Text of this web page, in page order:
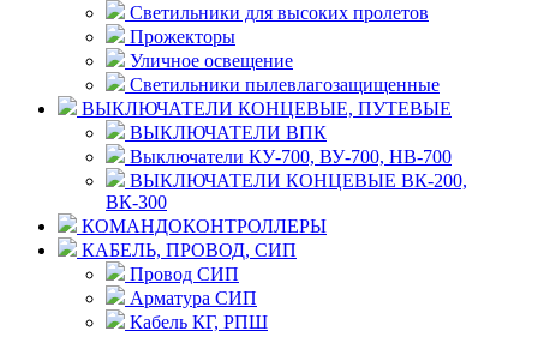
Светильники для высоких пролетов
Прожекторы
Уличное освещение
Светильники пылевлагозащищенные
ВЫКЛЮЧАТЕЛИ КОНЦЕВЫЕ, ПУТЕВЫЕ
ВЫКЛЮЧАТЕЛИ ВПК
Выключатели КУ-700, ВУ-700, НВ-700
ВЫКЛЮЧАТЕЛИ КОНЦЕВЫЕ ВК-200,
ВК-300
КОМАНДОКОНТРОЛЛЕРЫ
КАБЕЛЬ, ПРОВОД, СИП
Провод СИП
Арматура СИП
Кабель КГ, РПШ